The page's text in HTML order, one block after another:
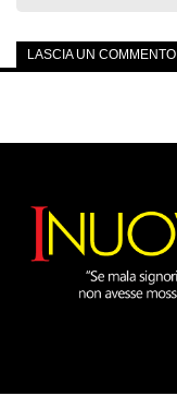
LASCIA UN COMMENTO